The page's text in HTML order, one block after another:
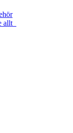
allt